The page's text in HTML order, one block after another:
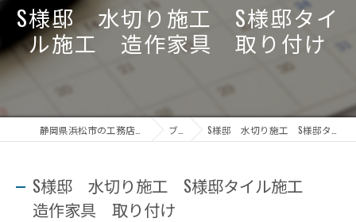
S様邸 水切り施工 S様邸タイ
ル施工 造作家具 取り付け
ブログ S様邸 水切り施工 S様邸タイル施工 造作家具 取り付け
S様邸 水切り施工 S様邸タイル施工
造作家具 取り付け